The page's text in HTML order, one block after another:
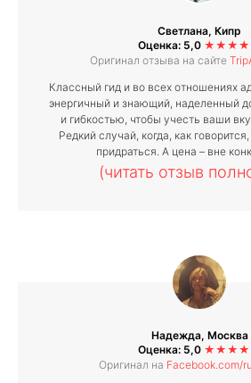
Светлана, Кипр
Оценка: 5,0
Оригинал отзыва на сайте
Классный гид и во всех отношениях
энергичный и знающий, наделенный
и гибкостью, чтобы учесть ваши
Редкий случай, когда, как
придраться. А цена – вне
(читать отзыв
Надежда, Москва
Оценка: 5,0
Оригинал на Facebook.com/